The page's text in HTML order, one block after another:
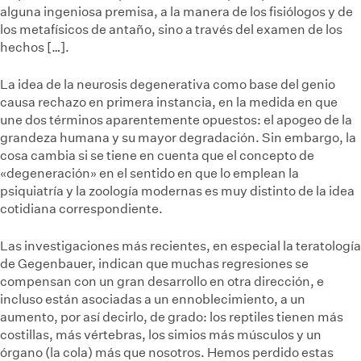
alguna ingeniosa premisa, a la manera de los fisiólogos y de
los metafísicos de antaño, sino a través del examen de los
hechos […].
La idea de la neurosis degenerativa como base del genio
causa rechazo en primera instancia, en la medida en que
une dos términos aparentemente opuestos: el apogeo de la
grandeza humana y su mayor degradación. Sin embargo, la
cosa cambia si se tiene en cuenta que el concepto de
«degeneración» en el sentido en que lo emplean la
psiquiatría y la zoología modernas es muy distinto de la idea
cotidiana correspondiente.
Las investigaciones más recientes, en especial la teratología
de Gegenbauer, indican que muchas regresiones se
compensan con un gran desarrollo en otra dirección, e
incluso están asociadas a un ennoblecimiento, a un
aumento, por así decirlo, de grado: los reptiles tienen más
costillas, más vértebras, los simios más músculos y un
órgano (la cola) más que nosotros. Hemos perdido estas